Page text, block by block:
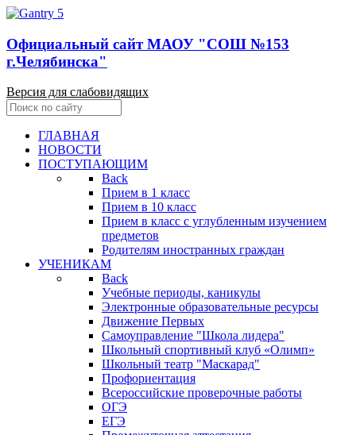
Официальный сайт МАОУ "СОШ №153
г.Челябинска"
Версия для слабовидящих
ГЛАВНАЯ
НОВОСТИ
ПОСТУПАЮЩИМ
Back
Прием в 1 класс
Прием в 10 класс
Прием в класс с углубленным изучением
предметов
Родителям иностранных граждан
УЧЕНИКАМ
Back
Учебные периоды, каникулы
Электронные образовательные ресурсы
Движение Первых
Самоуправление "Школа лидера"
Школьный спортивный клуб «Олимп»
Школьный театр "Маскарад"
Профориентация
Всероссийские проверочные работы
ОГЭ
ЕГЭ